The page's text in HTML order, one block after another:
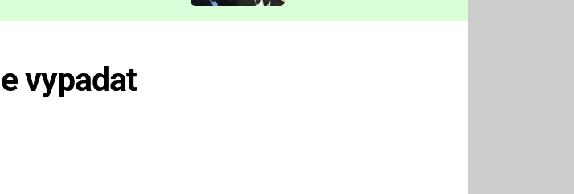
vypadat